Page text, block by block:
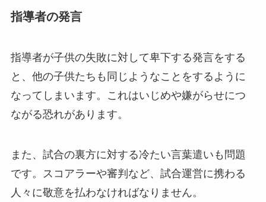
指導者の発言
指導者が子供の失敗に対して卑下する発言をする
と、他の子供たちも同じようなことをするように
なってしまいます。これはいじめや嫌がらせにつ
ながる恐れがあります。
また、試合の裏方に対する冷たい言葉遣いも問題
です。スコアラーや審判など、試合運営に携わる
人々に敬意を払わなければなりません。